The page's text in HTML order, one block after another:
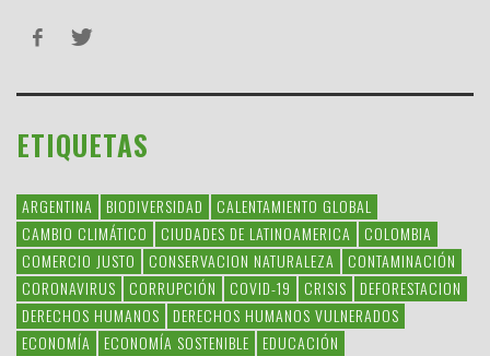
ETIQUETAS
ARGENTINA BIODIVERSIDAD
CALENTAMIENTO GLOBAL
CAMBIO CLIMÁTICO
CIUDADES DE LATINOAMERICA
COLOMBIA
COMERCIO JUSTO
CONSERVACION NATURALEZA
CONTAMINACIÓN
CORONAVIRUS
CORRUPCIÓN COVID-19 CRISIS
DEFORESTACION
DERECHOS HUMANOS
DERECHOS HUMANOS VULNERADOS
ECONOMÍA
ECONOMÍA SOSTENIBLE
EDUCACIÓN